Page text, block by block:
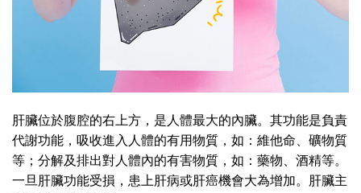
肝臟位於腹腔的右上方，是人體最大的內臟。其功能是負責
代謝功能，吸收進入人體的有用物質，如：維他命、礦物質
等；分解及排出對人體內的有害物質，如：藥物、酒精等。
一旦肝臟功能受損，患上肝病或肝癌機會大為增加。肝臟主